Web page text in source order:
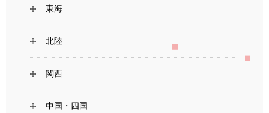
東海
北陸
関西
中国・四国